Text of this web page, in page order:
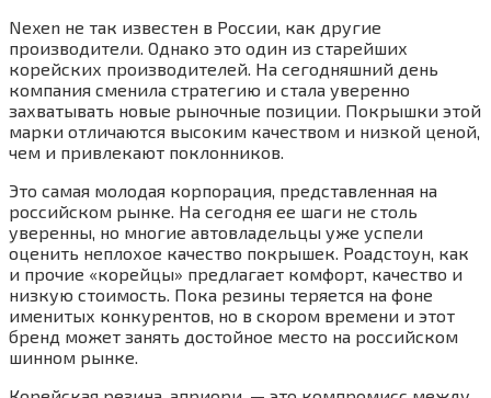
Nexen не так известен в России, как другие
производители. Однако это один из старейших
корейских производителей. На сегодняшний день
компания сменила стратегию и стала уверенно
захватывать новые рыночные позиции. Покрышки этой
марки отличаются высоким качеством и низкой ценой,
чем и привлекают поклонников.
Это самая молодая корпорация, представленная на
российском рынке. На сегодня ее шаги не столь
уверенны, но многие автовладельцы уже успели
оценить неплохое качество покрышек. Роадстоун, как
и прочие «корейцы» предлагает комфорт, качество и
низкую стоимость. Пока резины теряется на фоне
именитых конкурентов, но в скором времени и этот
бренд может занять достойное место на российском
шинном рынке.